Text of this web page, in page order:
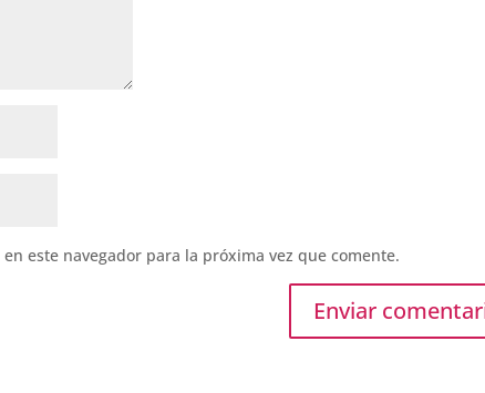
este navegador para la próxima vez que comente.